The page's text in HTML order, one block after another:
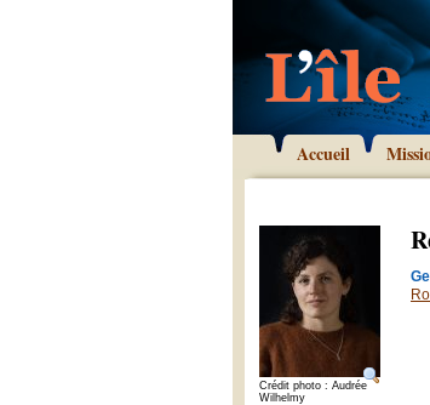
Accueil
Crédit photo : Audrée
Wilhelmy